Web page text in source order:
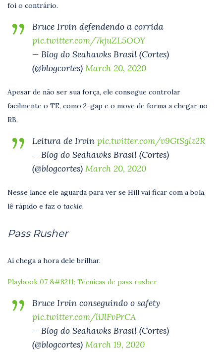
foi o contrário.
Bruce Irvin defendendo a corrida
pic.twitter.com/7kjuZL5OOY
— Blog do Seahawks Brasil (Cortes)
(@blogcortes) March 20, 2020
Apesar de não ser sua força, ele consegue controlar
facilmente o TE, como 2-gap e o move de forma a chegar no
RB.
Leitura de Irvin pic.twitter.com/v9GtSglz2R
— Blog do Seahawks Brasil (Cortes)
(@blogcortes) March 20, 2020
Nesse lance ele aguarda para ver se Hill vai ficar com a bola,
lê rápido e faz o tackle.
Pass Rusher
Aí chega a hora dele brilhar.
Playbook 07 &#8211; Técnicas de pass rusher
Bruce Irvin conseguindo o safety
pic.twitter.com/liJlFvPrCA
— Blog do Seahawks Brasil (Cortes)
(@blogcortes) March 19, 2020